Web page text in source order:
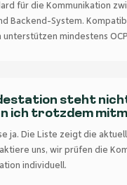
für die Kommunikation
Backend-System.
unterstützen mindestens
steht
ich trotzdem
ja. Die Liste zeigt die
uns, wir prüfen die
individuell.